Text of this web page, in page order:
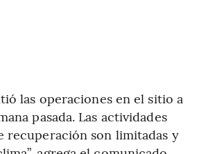
las operaciones en el sitio a
pasada. Las actividades
recuperación son limitadas y